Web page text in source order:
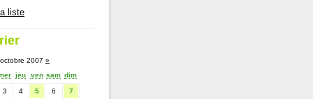
liste
octobre 2007 »
jeu ven sam dim
3 4 5 6 7